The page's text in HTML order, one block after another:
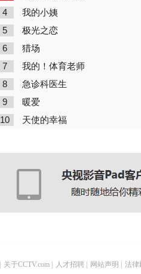
4 我的小姨
5 极光之恋
6 猎场
7 我的！体育老师
8 急诊科医生
9 暖爱
10 天使的幸福
关于CCTV.com 人才招聘 网站声明 法律